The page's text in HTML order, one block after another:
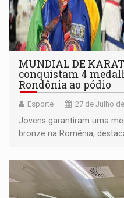
MUNDIAL DE
conquistam 4
Rondônia ao pódio
Esporte 27 de Julho
Jovens garantiram uma
bronze na Romênia,